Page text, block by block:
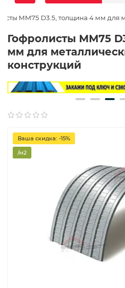
ММ75 D3.5, толщина 4 мм для
Гофролисты ММ75
мм для
конструкций
Ваша скидка: -15%
/м2